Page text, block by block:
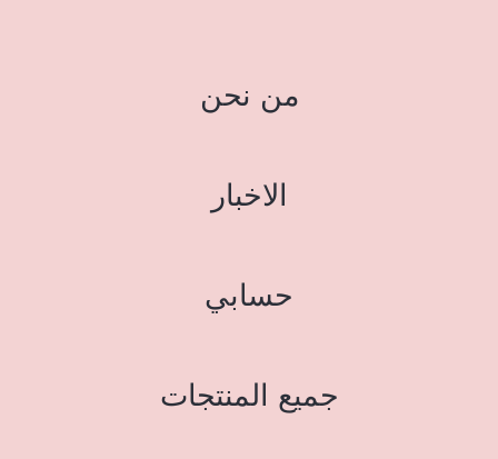
من نحن
الاخبار
حسابي
جميع المنتجات